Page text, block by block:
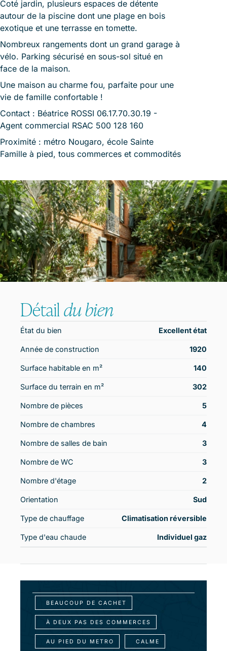
Coté jardin, plusieurs espaces de détente
autour de la piscine dont une plage en bois
exotique et une terrasse en tomette.
Nombreux rangements dont un grand garage à
vélo. Parking sécurisé en sous-sol situé en
face de la maison.
Une maison au charme fou, parfaite pour une
vie de famille confortable !
Contact : Béatrice ROSSI 06.17.70.30.19 -
Agent commercial RSAC 500 128 160
Proximité : métro Nougaro, école Sainte
Famille à pied, tous commerces et commodités
Détaildu bien
État du bien Excellent état
Année de construction 1920
Surface habitable en m² 140
Surface du terrain en m² 302
Nombre de pièces 5
Nombre de chambres 4
Nombre de salles de bain 3
Nombre de WC 3
Nombre d'étage 2
Orientation Sud
Type de chauffage Climatisation réversible
Type d'eau chaude Individuel gaz
BEAUCOUP DE CACHET
À DEUX PAS DES COMMERCES
AU PIED DU METRO CALME